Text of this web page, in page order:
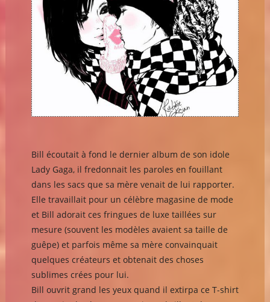
Bill écoutait à fond le dernier album de son idole
Lady Gaga, il fredonnait les paroles en fouillant
dans les sacs que sa mère venait de lui rapporter.
Elle travaillait pour un célèbre magasine de mode
et Bill adorait ces fringues de luxe taillées sur
mesure (souvent les modèles avaient sa taille de
guêpe) et parfois même sa mère convainquait
quelques créateurs et obtenait des choses
sublimes crées pour lui.
Bill ouvrit grand les yeux quand il extirpa ce T-shirt